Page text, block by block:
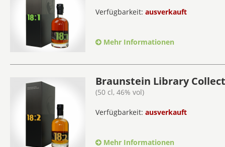
Verfügbarkeit: ausverkauft
Mehr Informationen
Braunstein Library
(50 cl, 46% vol)
Verfügbarkeit: ausverkauft
Mehr Informationen